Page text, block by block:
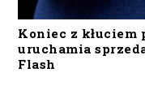
Koniec z kłuciem
uruchamia
Flash